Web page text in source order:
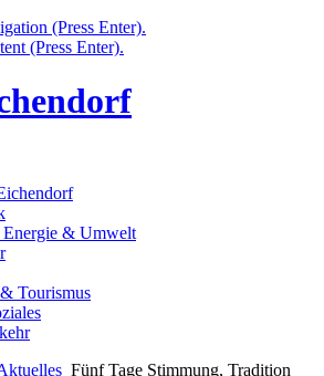
(Press Enter).
(Press Enter).
Energie & Umwelt
Tourismus
Fünf Tage Stimmung, Tradition